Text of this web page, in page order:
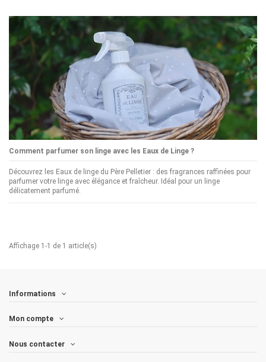
Comment parfumer son linge avec les Eaux de Linge ?
Découvrez les Eaux de linge du Père Pelletier : des fragrances raffinées pour
parfumer votre linge avec élégance et fraîcheur. Idéal pour un linge
délicatement parfumé.
Affichage 1-1 de 1 article(s)
Informations
Mon compte
Nous contacter